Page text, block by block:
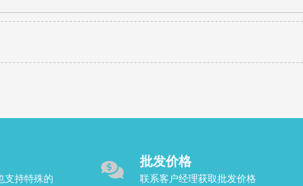
支持特殊的
批发价格
联系客户经理获取批发价格